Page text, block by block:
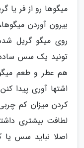
میگوها رو از فر یا
بیرون آوردن
روی میگو گریل
تونید یک سس
هم عطر و طعم
اشتها آوری پیدا
کردن میزان کم
لطافت بیشتری
اصلا نباید سس یا